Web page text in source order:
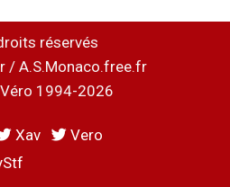
réservés
/ A.S.Monaco.free.fr
1994-2026
Xav
Vero